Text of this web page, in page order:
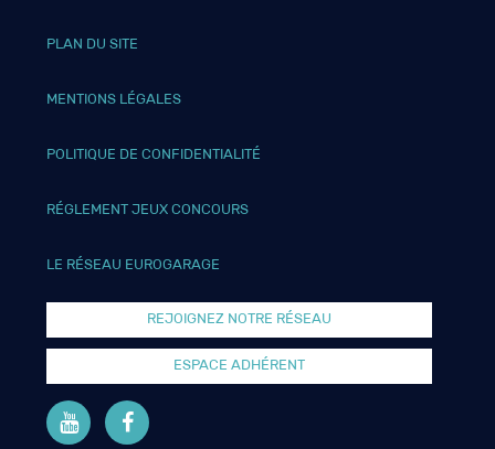
PLAN DU SITE
MENTIONS LÉGALES
POLITIQUE DE CONFIDENTIALITÉ
RÉGLEMENT JEUX CONCOURS
LE RÉSEAU EUROGARAGE
REJOIGNEZ NOTRE RÉSEAU
ESPACE ADHÉRENT